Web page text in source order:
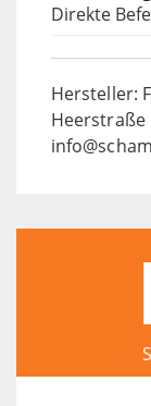
Direkte
Hersteller:
Heerstraße